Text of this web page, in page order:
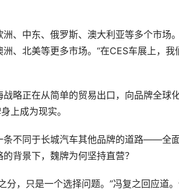
、中东、俄罗斯、澳大利亚等多个市场
、北美等更多市场。“在CES车展上，
略正在从简单的贸易出口，向品牌全球
上成为现实。
条不同于长城汽车其他品牌的道路——全
背景下，魏牌为何坚持直营？
分，只是一个选择问题。”冯复之回应道